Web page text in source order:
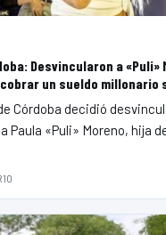
Desvincularon a «Puli»
un sueldo millonario
Córdoba decidió
Paula «Puli» Moreno, hija